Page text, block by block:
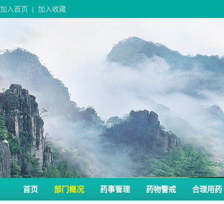
加入首页 | 加入收藏
首页 部门概况 药事管理 药物警戒 合理用药